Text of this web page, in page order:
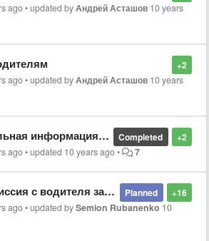
ago•updated byАндрей Асташов 10 years
+2
ago•updated byАндрей Асташов 10 years
+2
Completed
наведении курсора на позывной на карте
ago•updated 10 years ago• 7
+16
Planned
заказ по автоназначению или из свободных
ago•updated bySemion Rubanenko 10